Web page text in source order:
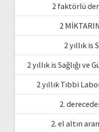
2 faktörlü
2
2 yıllık is
2 yıllık is Sağlığı ve
2 yıllık Tıbbi
2.
2. el altın